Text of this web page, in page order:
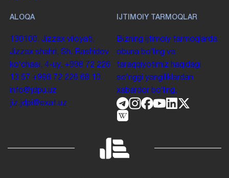
ALOQA
130100. Jizzax viloyati,
Jizzax shahri, Sh. Rashidov
koʻchasi, 4-uy. +998 72 226
13 57 +998 72 226 68 10
info@jdpu.uz
jiz.jdpi@exat.uz
IJTIMOIY TARMOQLAR
Bizning ijtimoiy tarmoqlarda
obuna boʻling va
taraqqiyotimiz haqidagi
soʻnggi yangiliklardan
xabardor boʻling.